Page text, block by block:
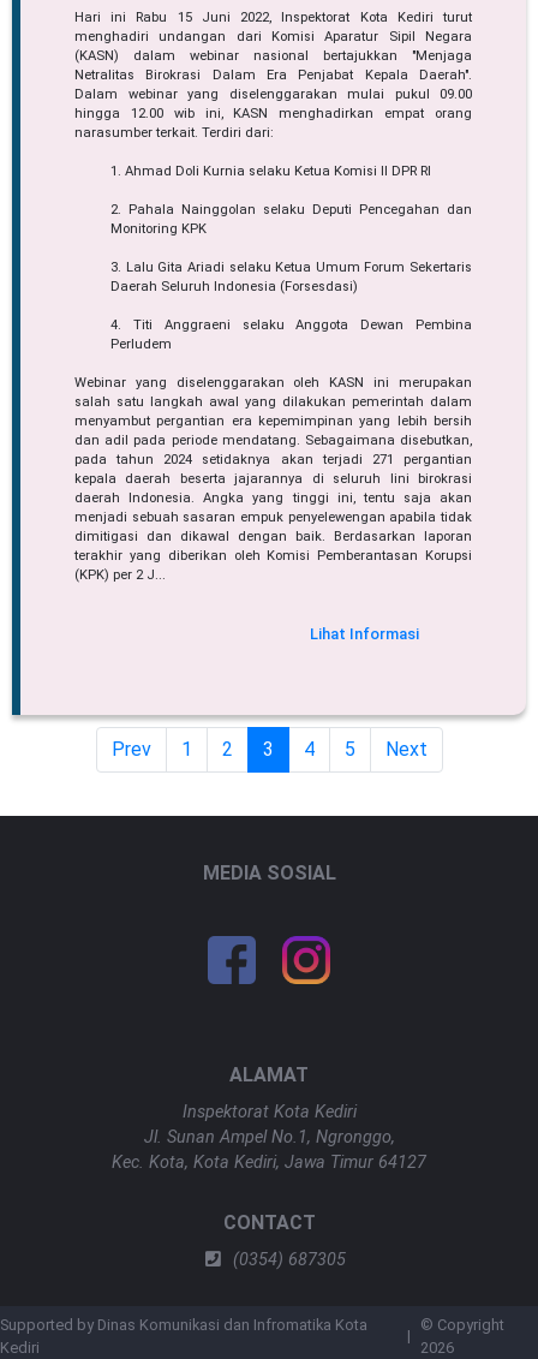
Hari ini Rabu 15 Juni 2022, Inspektorat Kota Kediri turut
menghadiri undangan dari Komisi Aparatur Sipil Negara
(KASN) dalam webinar nasional bertajukkan "Menjaga
Netralitas Birokrasi Dalam Era Penjabat Kepala Daerah".
Dalam webinar yang diselenggarakan mulai pukul 09.00
hingga 12.00 wib ini, KASN menghadirkan empat orang
narasumber terkait. Terdiri dari:
1. Ahmad Doli Kurnia selaku Ketua Komisi II DPR RI
2. Pahala Nainggolan selaku Deputi Pencegahan dan
Monitoring KPK
3. Lalu Gita Ariadi selaku Ketua Umum Forum Sekertaris
Daerah Seluruh Indonesia (Forsesdasi)
4. Titi Anggraeni selaku Anggota Dewan Pembina
Perludem
Webinar yang diselenggarakan oleh KASN ini merupakan
salah satu langkah awal yang dilakukan pemerintah dalam
menyambut pergantian era kepemimpinan yang lebih bersih
dan adil pada periode mendatang. Sebagaimana disebutkan,
pada tahun 2024 setidaknya akan terjadi 271 pergantian
kepala daerah beserta jajarannya di seluruh lini birokrasi
daerah Indonesia. Angka yang tinggi ini, tentu saja akan
menjadi sebuah sasaran empuk penyelewengan apabila tidak
dimitigasi dan dikawal dengan baik. Berdasarkan laporan
terakhir yang diberikan oleh Komisi Pemberantasan Korupsi
(KPK) per 2 J...
Lihat Informasi
Prev 1 2 3 (current)
4 5 Next
ALAMAT
Inspektorat Kota Kediri
Jl. Sunan Ampel No.1, Ngronggo,
Kec. Kota, Kota Kediri, Jawa Timur 64127
CONTACT
(0354) 687305
MEDIA SOSIAL
Supported by Dinas Komunikasi dan Infromatika Kota
Kediri
|
© Copyright
2026